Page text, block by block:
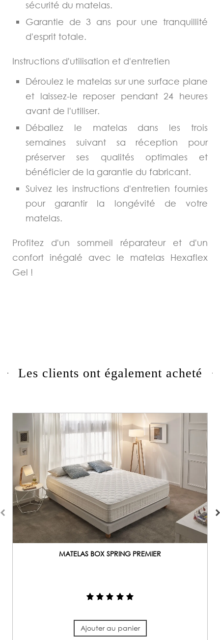
sécurité du matelas.
Garantie de 3 ans pour une tranquillité
d'esprit totale.
Instructions d'utilisation et d'entretien
Déroulez le matelas sur une surface plane
et laissez-le reposer pendant 24 heures
avant de l'utiliser.
Déballez le matelas dans les trois
semaines suivant sa réception pour
préserver ses qualités optimales et
bénéficier de la garantie du fabricant.
Suivez les instructions d'entretien fournies
pour garantir la longévité de votre
matelas.
Profitez d'un sommeil réparateur et d'un
confort inégalé avec le matelas Hexaflex
Gel !
Les clients ont également acheté
MATELAS BOX SPRING PREMIER
Ajouter au panier